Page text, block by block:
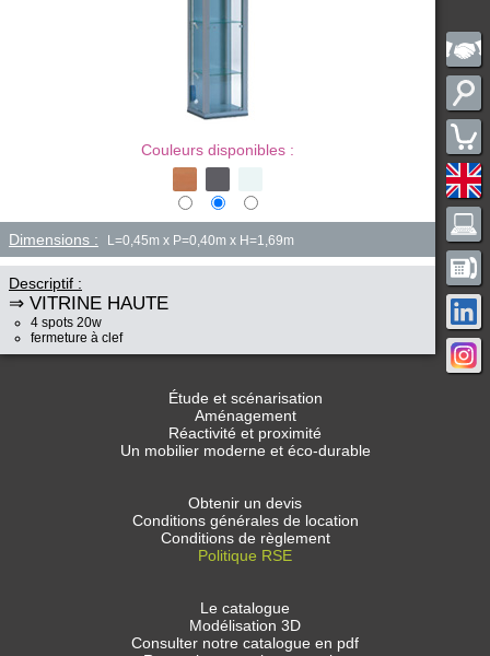
Couleurs disponibles :
Dimensions : L=0,45m x P=0,40m x H=1,69m
Descriptif :
⇒ VITRINE HAUTE
4 spots 20w
fermeture à clef
Étude et scénarisation
Aménagement
Réactivité et proximité
Un mobilier moderne et éco-durable
Obtenir un devis
Conditions générales de location
Conditions de règlement
Politique RSE
Le catalogue
Modélisation 3D
Consulter notre catalogue en pdf